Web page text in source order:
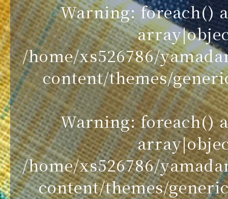
Warning: foreach()
/home/xs526786/
content/themes/
Warning: foreach()
/home/xs526786/
content/themes/